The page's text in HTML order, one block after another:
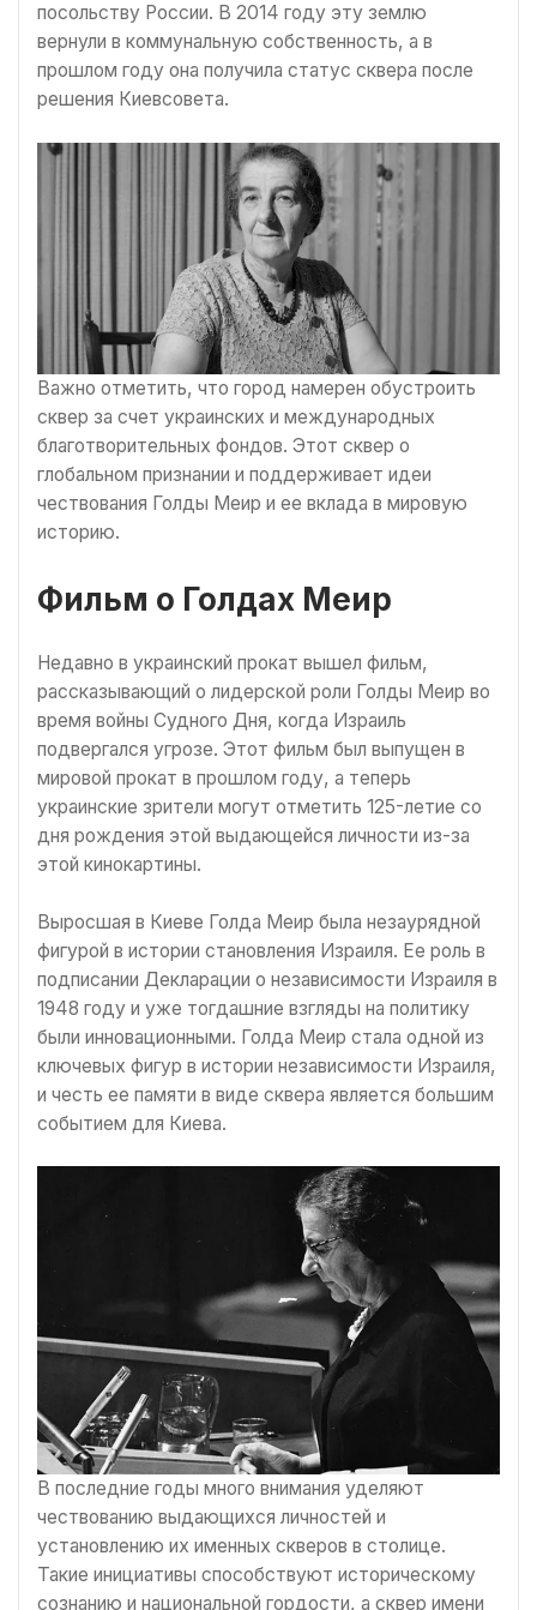
посольству России. В 2014 году эту землю
вернули в коммунальную собственность, а в
прошлом году она получила статус сквера после
решения Киевсовета.
Важно отметить, что город намерен обустроить
сквер за счет украинских и международных
благотворительных фондов. Этот сквер о
глобальном признании и поддерживает идеи
чествования Голды Меир и ее вклада в мировую
историю.
Фильм о Голдах Меир
Недавно в украинский прокат вышел фильм,
рассказывающий о лидерской роли Голды Меир во
время войны Судного Дня, когда Израиль
подвергался угрозе. Этот фильм был выпущен в
мировой прокат в прошлом году, а теперь
украинские зрители могут отметить 125-летие со
дня рождения этой выдающейся личности из-за
этой кинокартины.
Выросшая в Киеве Голда Меир была незаурядной
фигурой в истории становления Израиля. Ее роль в
подписании Декларации о независимости Израиля в
1948 году и уже тогдашние взгляды на политику
были инновационными. Голда Меир стала одной из
ключевых фигур в истории независимости Израиля,
и честь ее памяти в виде сквера является большим
событием для Киева.
В последние годы много внимания уделяют
чествованию выдающихся личностей и
установлению их именных скверов в столице.
Такие инициативы способствуют историческому
сознанию и национальной гордости, а сквер имени